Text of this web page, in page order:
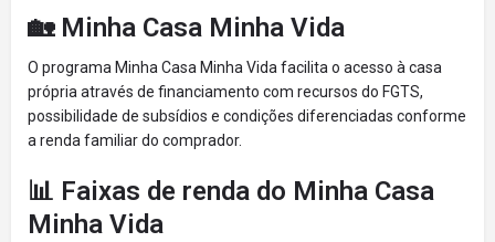
🏡 Minha Casa Minha Vida
O programa Minha Casa Minha Vida facilita o acesso à casa
própria através de financiamento com recursos do FGTS,
possibilidade de subsídios e condições diferenciadas conforme
a renda familiar do comprador.
📊 Faixas de renda do Minha Casa
Minha Vida